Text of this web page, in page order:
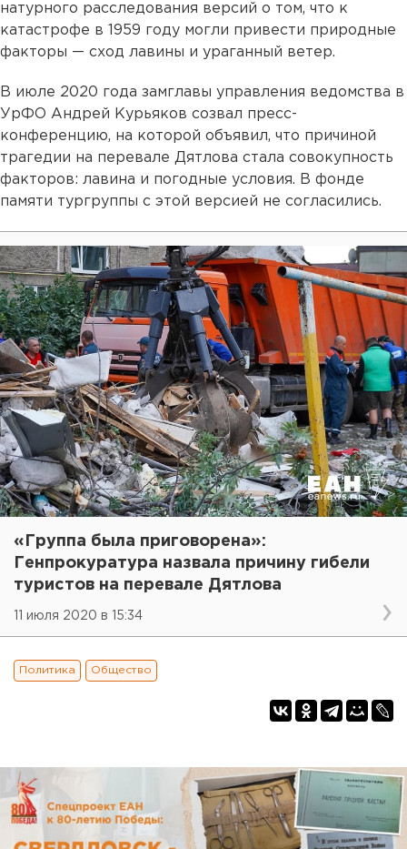
натурного расследования версий о том, что к
катастрофе в 1959 году могли привести природные
факторы — сход лавины и ураганный ветер.
В июле 2020 года замглавы управления ведомства в
УрФО Андрей Курьяков созвал пресс-
конференцию, на которой объявил, что причиной
трагедии на перевале Дятлова стала совокупность
факторов: лавина и погодные условия. В фонде
памяти тургруппы с этой версией не согласились.
«Группа была приговорена»:
Генпрокуратура назвала причину гибели
туристов на перевале Дятлова
11 июля 2020 в 15:34
Политика Общество